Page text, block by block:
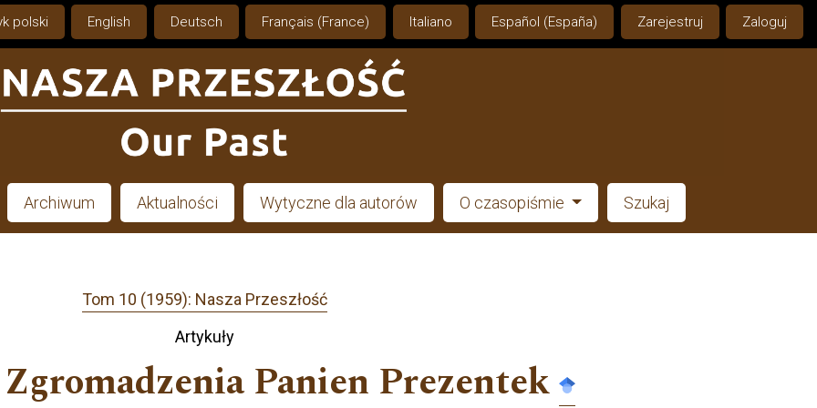
polski English Deutsch Français (France) Italiano Español (España) Zarejestruj Zaloguj
Archiwum Aktualności Wytyczne dla autorów O czasopiśmie Szukaj
Tom 10 (1959): Nasza Przeszłość
Artykuły
Panien Prezentek